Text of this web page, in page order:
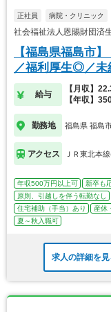
正社員 病院・クリニック
社会福祉法人恩賜財団済
【福島県福島市
／福利厚生◎／未
給与
【月収】
【年収】
勤務地 福島県 福島
アクセス ＪＲ東北本
年収500万円以上可 新卒も
原則、引越しを伴う転勤なし
住宅補助（手当）あり
産休
夏～秋入職可
求人の詳細を見